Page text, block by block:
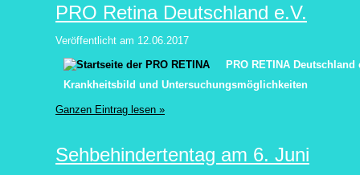
PRO Retina Deutschland e.V.
Veröffentlicht am 12.06.2017
PRO RETINA Deutschland
Krankheitsbild und Untersuchungsmöglichkeiten
Ganzen Eintrag lesen »
Sehbehindertentag am 6. Juni